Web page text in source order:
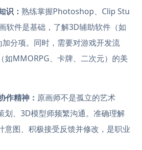
识： 熟练掌握Photoshop、Clip Stu
软件是基础，了解3D辅助软件（如
分项。同时，需要对游戏开发流
如MMORPG、卡牌、二次元）的美
作精神： 原画师不是孤立的艺术
划、3D模型师频繁沟通。准确理解
意图、积极接受反馈并修改，是职业